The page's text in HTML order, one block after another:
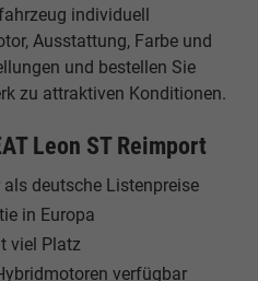
individuell
Ausstattung, Farbe und
und bestellen Sie
zu attraktiven Konditionen.
Leon ST Reimport
deutsche Listenpreise
in Europa
viel Platz
verfügbar